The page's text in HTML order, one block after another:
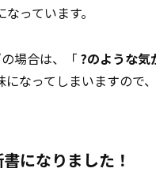
っています。
場合は、「 ?のような気
になってしまいますので
になりました！